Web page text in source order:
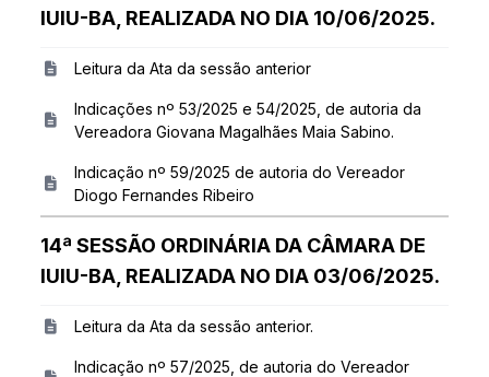
IUIU-BA, REALIZADA NO DIA 10/06/2025.
Leitura da Ata da sessão anterior
Indicações nº 53/2025 e 54/2025, de autoria da
Vereadora Giovana Magalhães Maia Sabino.
Indicação nº 59/2025 de autoria do Vereador
Diogo Fernandes Ribeiro
14ª SESSÃO ORDINÁRIA DA CÂMARA DE
IUIU-BA, REALIZADA NO DIA 03/06/2025.
Leitura da Ata da sessão anterior.
Indicação nº 57/2025, de autoria do Vereador